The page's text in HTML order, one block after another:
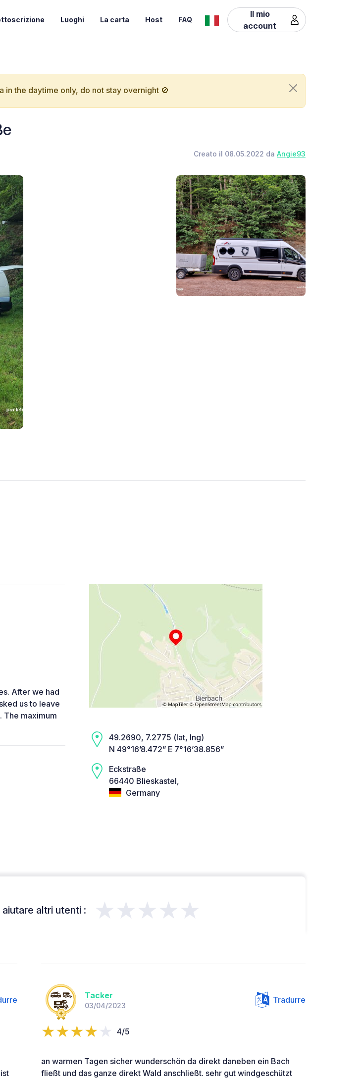
Luoghi La carta Host FAQ
Il mio
account
in the daytime only, do not stay overnight 🚫
Creato il 08.05.2022 da Angie93
After we had
us to leave
The maximum
49.2690, 7.2775 (lat, lng)
N 49°16’8.472” E 7°16’38.856”
Eckstraße
66440 Blieskastel,
Germany
altri utenti : ★★★★★
Tacker
03/04/2023
Tradurre
4/5
an warmen Tagen sicher wunderschön da direkt daneben ein Bach
fließt und das ganze direkt Wald anschließt. sehr gut windgeschützt